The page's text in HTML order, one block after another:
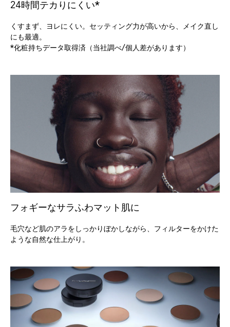
24時間テカりにくい*
くすまず、ヨレにくい。セッティング力が高いから、メイク直し
にも最適。
*化粧持ちデータ取得済（当社調べ/個人差があります）
フォギーなサラふわマット肌に
毛穴など肌のアラをしっかりぼかしながら、フィルターをかけた
ような自然な仕上がり。